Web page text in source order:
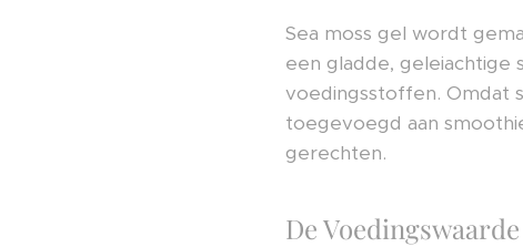
Sea moss gel wordt
een gladde, geleiachtige
voedingsstoffen. Omdat
toegevoegd aan
gerechten.
De